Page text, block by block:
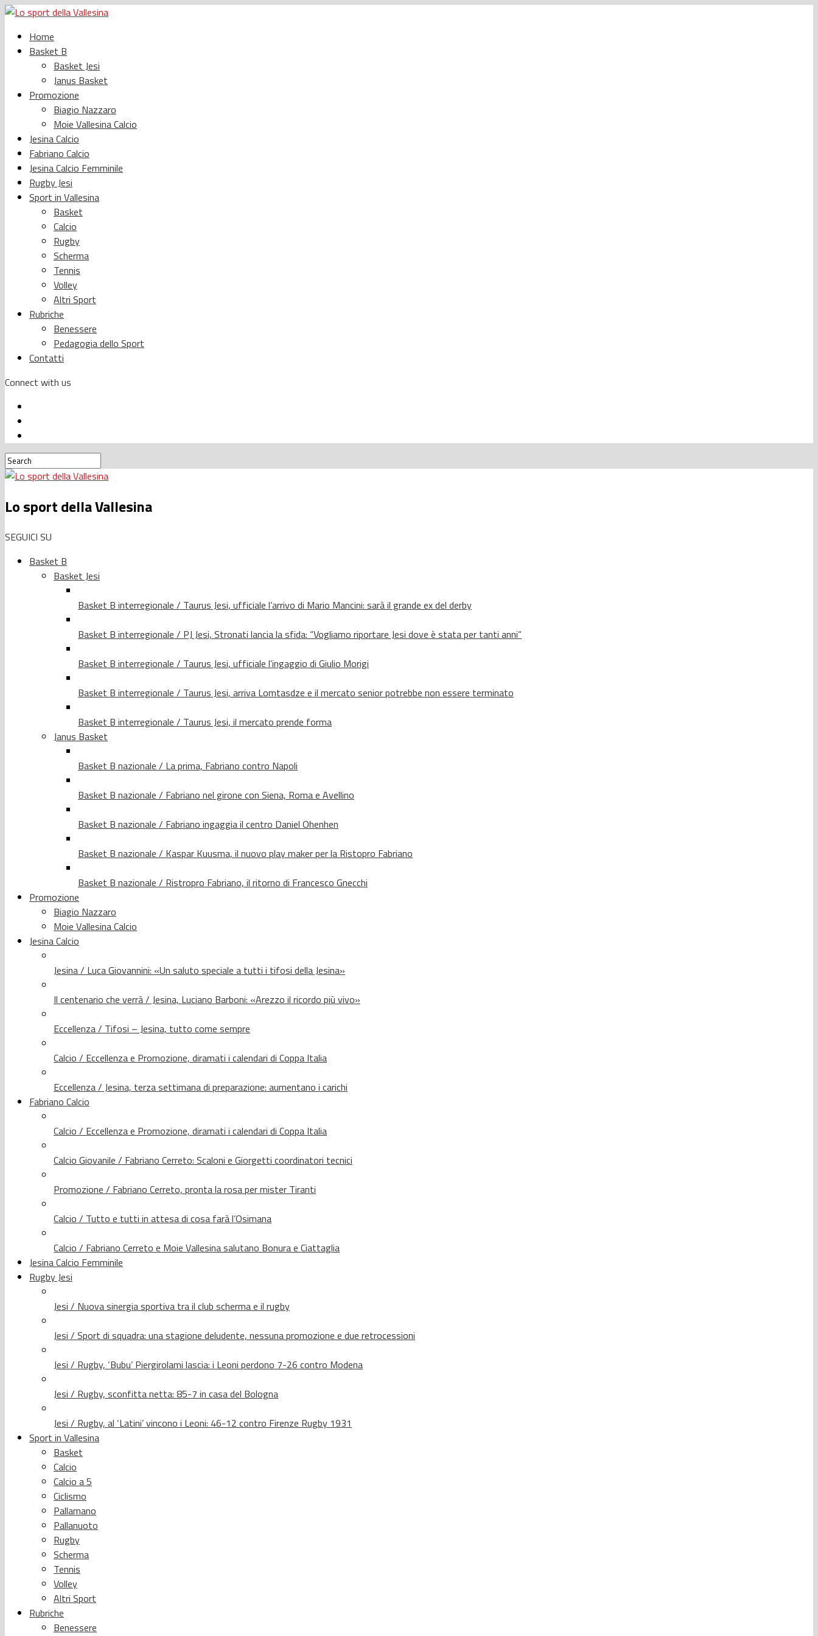
Home
Basket B
Basket Jesi
Janus Basket
Promozione
Biagio Nazzaro
Moie Vallesina Calcio
Jesina Calcio
Fabriano Calcio
Jesina Calcio Femminile
Rugby Jesi
Sport in Vallesina
Basket
Calcio
Rugby
Scherma
Tennis
Volley
Altri Sport
Rubriche
Benessere
Pedagogia dello Sport
Contatti
Connect with us
Lo sport della Vallesina
SEGUICI SU
Basket B
Basket Jesi
Basket B interregionale / Taurus Jesi, ufficiale l’arrivo di Mario Mancini: sarà il grande ex del derby
Basket B interregionale / PJ Jesi, Stronati lancia la sfida: “Vogliamo riportare Jesi dove è stata per tanti anni”
Basket B interregionale / Taurus Jesi, ufficiale l’ingaggio di Giulio Morigi
Basket B interregionale / Taurus Jesi, arriva Lomtasdze e il mercato senior potrebbe non essere terminato
Basket B interregionale / Taurus Jesi, il mercato prende forma
Janus Basket
Basket B nazionale / La prima, Fabriano contro Napoli
Basket B nazionale / Fabriano nel girone con Siena, Roma e Avellino
Basket B nazionale / Fabriano ingaggia il centro Daniel Ohenhen
Basket B nazionale / Kaspar Kuusma, il nuovo play maker per la Ristopro Fabriano
Basket B nazionale / Ristropro Fabriano, il ritorno di Francesco Gnecchi
Promozione
Biagio Nazzaro
Moie Vallesina Calcio
Jesina Calcio
Jesina / Luca Giovannini: «Un saluto speciale a tutti i tifosi della Jesina»
Il centenario che verrà / Jesina, Luciano Barboni: «Arezzo il ricordo più vivo»
Eccellenza / Tifosi – Jesina, tutto come sempre
Calcio / Eccellenza e Promozione, diramati i calendari di Coppa Italia
Eccellenza / Jesina, terza settimana di preparazione: aumentano i carichi
Fabriano Calcio
Calcio / Eccellenza e Promozione, diramati i calendari di Coppa Italia
Calcio Giovanile / Fabriano Cerreto: Scaloni e Giorgetti coordinatori tecnici
Promozione / Fabriano Cerreto, pronta la rosa per mister Tiranti
Calcio / Tutto e tutti in attesa di cosa farà l’Osimana
Calcio / Fabriano Cerreto e Moie Vallesina salutano Bonura e Ciattaglia
Jesina Calcio Femminile
Rugby Jesi
Jesi / Nuova sinergia sportiva tra il club scherma e il rugby
Jesi / Sport di squadra: una stagione deludente, nessuna promozione e due retrocessioni
Jesi / Rugby, ‘Bubu’ Piergirolami lascia: i Leoni perdono 7-26 contro Modena
Jesi / Rugby, sconfitta netta: 85-7 in casa del Bologna
Jesi / Rugby, al ‘Latini’ vincono i Leoni: 46-12 contro Firenze Rugby 1931
Sport in Vallesina
Basket
Calcio
Calcio a 5
Ciclismo
Pallamano
Pallanuoto
Rugby
Scherma
Tennis
Volley
Altri Sport
Rubriche
Benessere